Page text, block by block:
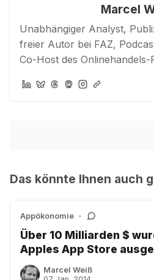
Marcel
Unabhängiger Analyst,
freier Autor bei FAZ,
Co-Host des Onlinehandels-
Das könnte Ihnen auch
Appökonomie •
Über 10 Milliarden $
Apples App Store
Marcel Weiß